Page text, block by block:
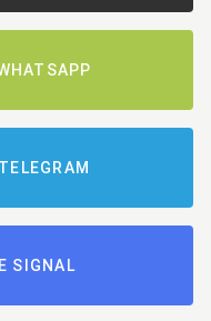
SIGNAL